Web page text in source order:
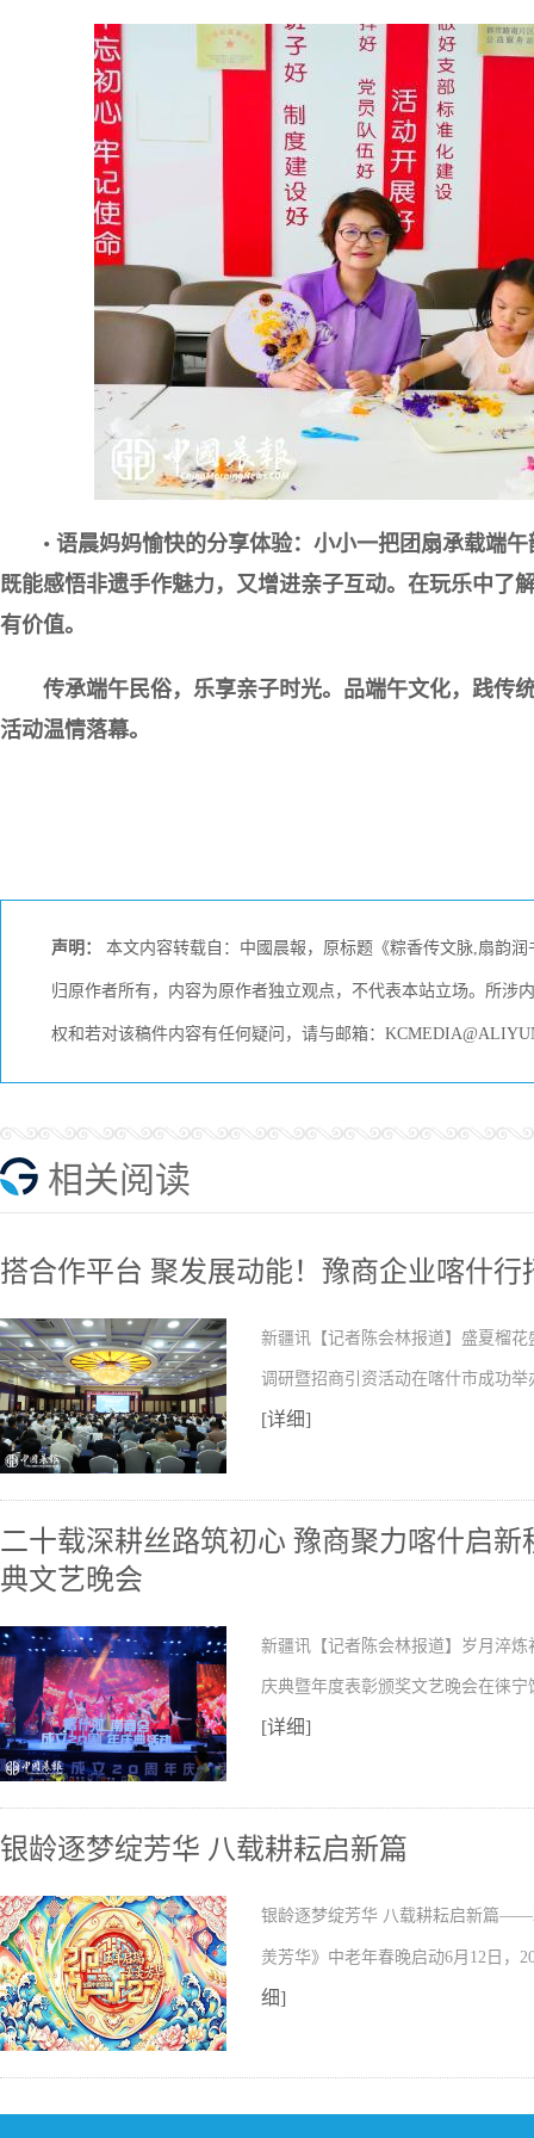
• 语晨妈妈愉快的分享体验：小小一把团扇承载端
既能感悟非遗手作魅力，又增进亲子互动。在玩乐中了
有价值。
传承端午民俗，乐享亲子时光。品端午文化，践传
活动温情落幕。
声明： 本文内容转载自：中國晨報，原标题《粽香传文脉,扇韵
归原作者所有，内容为原作者独立观点，不代表本站立场。所涉
权和若对该稿件内容有任何疑问，请与邮箱：
相关阅读
搭合作平台 聚发展动能！豫商企业喀什
新疆讯【记者陈会林报道】盛夏榴
调研暨招商引资活动在喀什市成功
[详细]
二十载深耕丝路筑初心 豫商聚力喀什启
典文艺晚会
新疆讯【记者陈会林报道】岁月淬
庆典暨年度表彰颁奖文艺晚会在徕
[详细]
银龄逐梦绽芳华 八载耕耘启新篇
银龄逐梦绽芳华 八载耕耘启新篇
羙芳华》中老年春晚启动6月12日，
细]